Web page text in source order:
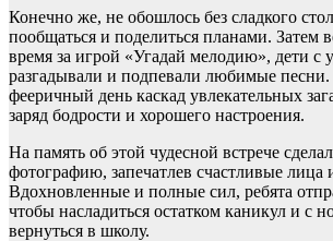
Конечно же, не обошлось без сладкого
пообщаться и поделиться планами. Затем
время за игрой «Угадай мелодию», дети с
разгадывали и подпевали любимые песни.
фееричный день каскад увлекательных
заряд бодрости и хорошего настроения.
На память об этой чудесной встрече
фотографию, запечатлев счастливые лица
Вдохновленные и полные сил, ребята
чтобы насладиться остатком каникул и с
вернуться в школу.